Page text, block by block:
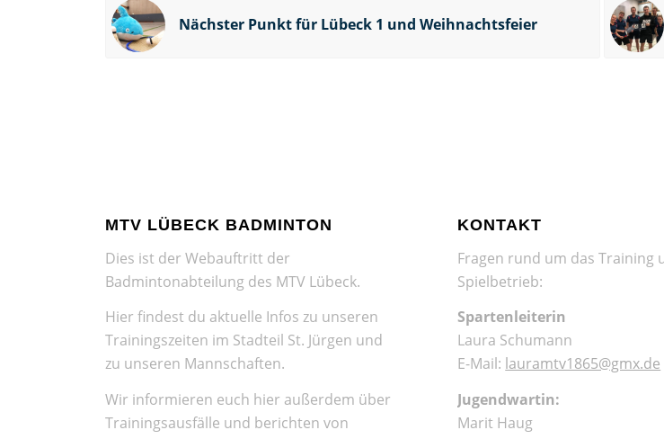
Nächster Punkt für Lübeck 1 und Weihnachtsfeier
MTV LÜBECK BADMINTON
Dies ist der Webauftritt der
Badmintonabteilung des MTV Lübeck.
Hier findest du aktuelle Infos zu unseren
Trainingszeiten im Stadteil St. Jürgen und
zu unseren Mannschaften.
Wir informieren euch hier außerdem über
Trainingsausfälle und berichten von
KONTAKT
Fragen rund um das Training
Spielbetrieb:
Spartenleiterin
Laura Schumann
E-Mail: lauramtv1865@gmx.de
Jugendwartin:
Marit Haug